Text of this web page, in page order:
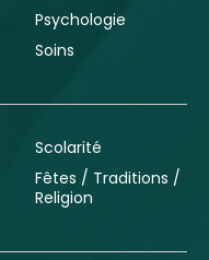
Psychologie
Soins
Scolarité
Fêtes / Traditions /
Religion